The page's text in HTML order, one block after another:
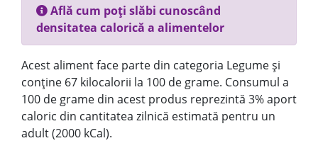
Află cum poți slăbi cunoscând
densitatea calorică a alimentelor
Acest aliment face parte din categoria Legume și
conține 67 kilocalorii la 100 de grame. Consumul a
100 de grame din acest produs reprezintă 3% aport
caloric din cantitatea zilnică estimată pentru un
adult (2000 kCal).